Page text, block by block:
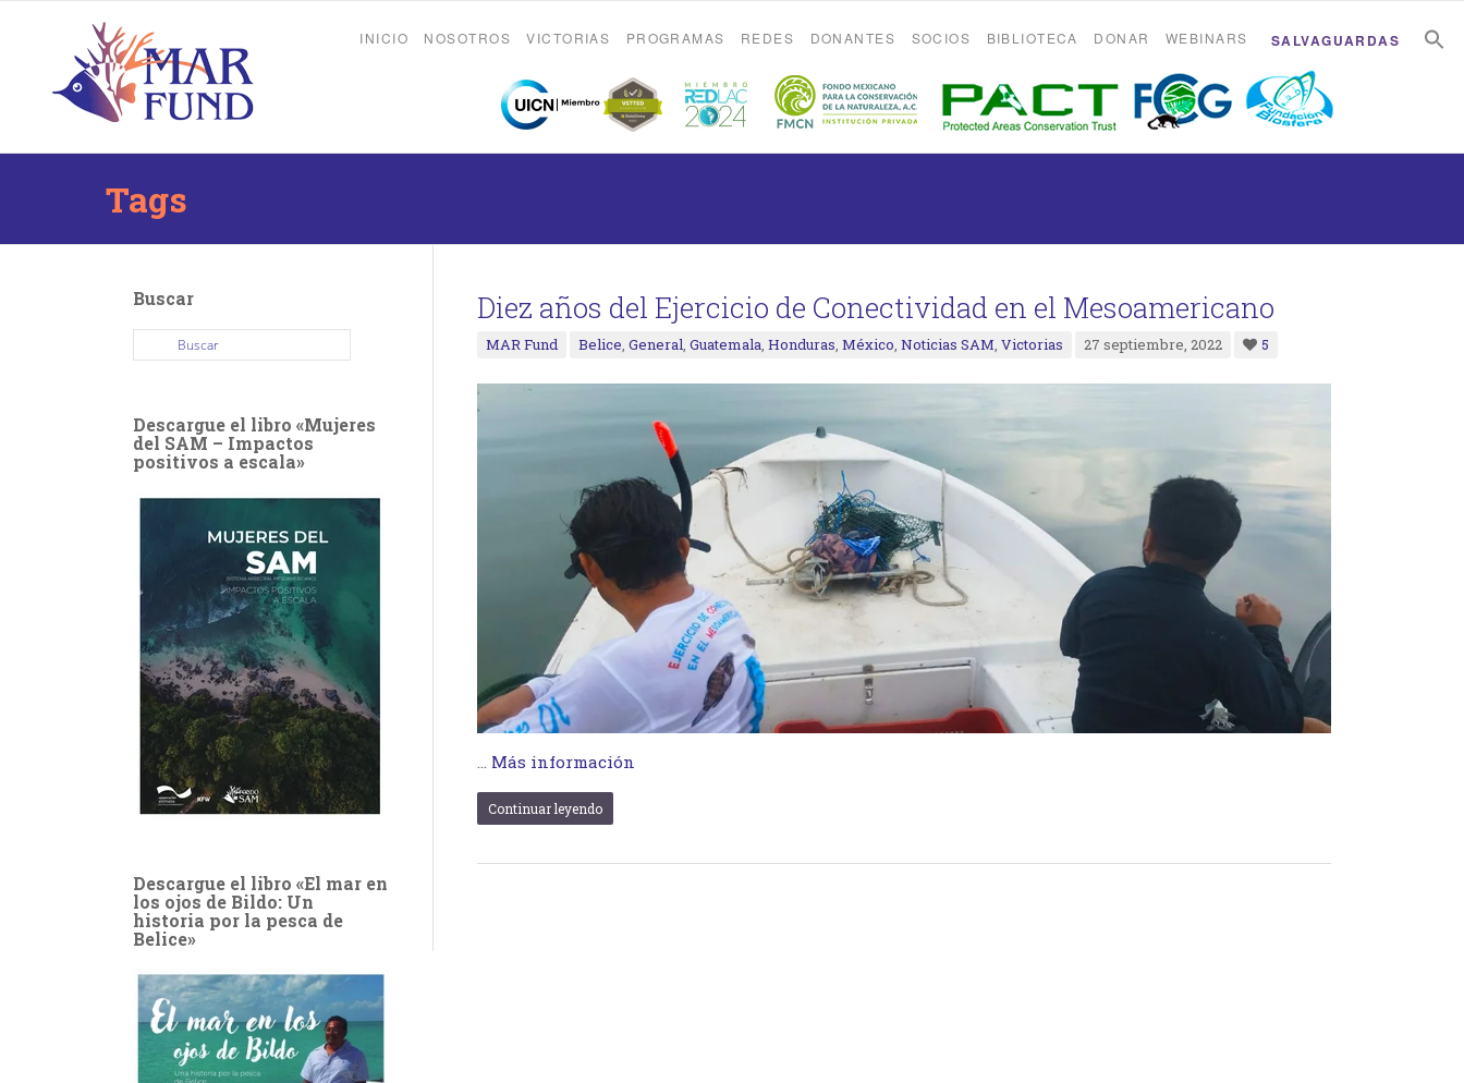
INICIO NOSOTROS VICTORIAS PROGRAMAS REDES DONANTES SOCIOS BIBLIOTECA DONAR WEBINARS SALVAGUARDAS
Tags
Diez años del Ejercicio de Conectividad en el Mesoamericano
MAR Fund Belice, General, Guatemala, Honduras, México, Noticias SAM, Victorias 27 septiembre, 2022 5
Más información
Continuar leyendo
Buscar
Descargue el libro «Mujeres
del SAM – Impactos
positivos a escala»
Descargue el libro «El mar en
los ojos de Bildo: Un
historia por la pesca de
Belice»